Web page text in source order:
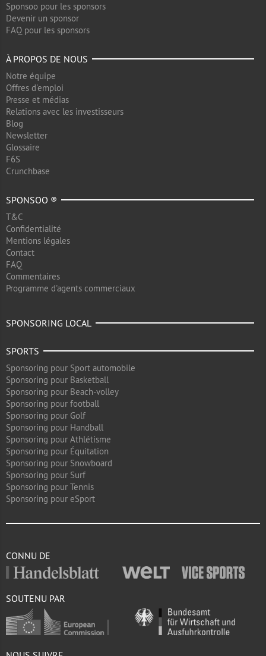
Sponsoo pour les sponsors
Devenir un sponsor
FAQ pour les sponsors
À PROPOS DE NOUS
Notre équipe
Offres d'emploi
Presse et médias
Relations avec les investisseurs
Blog
Newsletter
Glossaire
F6S
Crunchbase
SPONSOO ®
T&C
Confidentialité
Mentions légales
Contact
FAQ
Commentaires
Programme d'agents commerciaux
SPONSORING LOCAL
SPORTS
Sponsoring pour Sport automobile
Sponsoring pour Basketball
Sponsoring pour Beach-volley
Sponsoring pour football
Sponsoring pour Golf
Sponsoring pour Handball
Sponsoring pour Athlétisme
Sponsoring pour Équitation
Sponsoring pour Snowboard
Sponsoring pour Surf
Sponsoring pour Tennis
Sponsoring pour eSport
CONNU DE
SOUTENU PAR